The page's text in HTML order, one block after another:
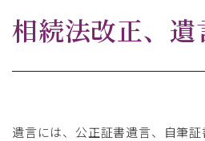
相続法改正、遺
遺言には、公正証書遺言、自筆